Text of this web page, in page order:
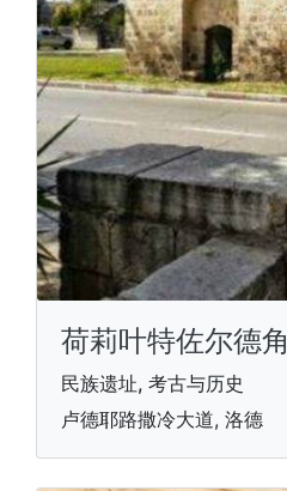
荷莉叶特佐尔德角
民族遗址, 考古与历史
卢德耶路撒冷大道, 洛德